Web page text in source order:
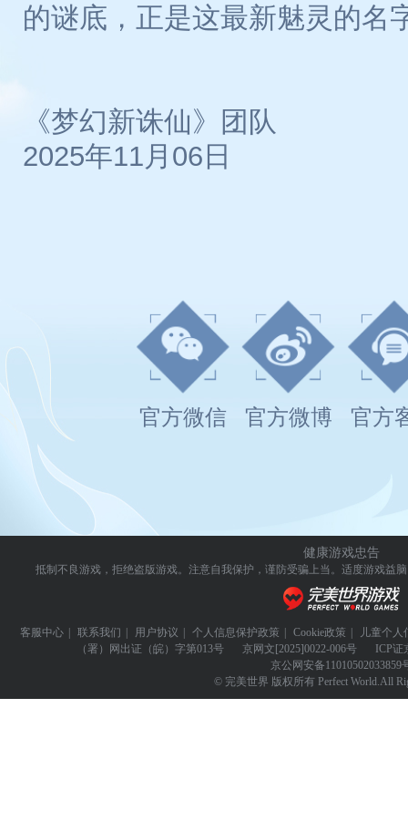
的谜底，正是这最新魅灵的名
《梦幻新诛仙》团队
2025年11月06日
官方微信 官方微博 官方
健康游戏忠告
抵制不良游戏，拒绝盗版游戏。注意自我保护，谨防受骗上当。 适度游戏益
客服中心 | 联系我们 | 用户协议 | 个人信息保护政策 | Cookie政策 |
儿童个人
（署）网出证（皖）字第013号
京网文[2025]0022-006号 ICP证
京公网安备11010502033859
© 完美世界 版权所有 Perfect World.All